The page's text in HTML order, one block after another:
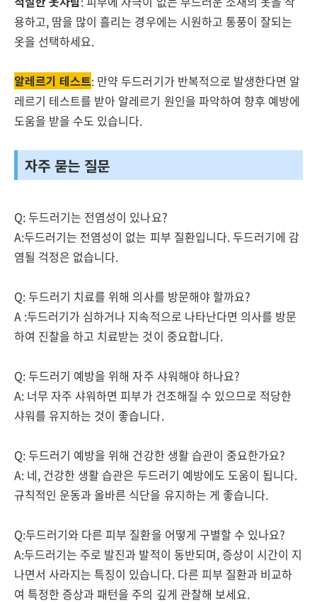
용하고, 땀을 많이 흘리는 경우에는 시원하고 통풍이 잘되는
옷을 선택하세요.
알레르기 테스트: 만약 두드러기가 반복적으로 발생한다면 알
레르기 테스트를 받아 알레르기 원인을 파악하여 향후 예방에
도움을 받을 수도 있습니다.
자주 묻는 질문
Q: 두드러기는 전염성이 있나요?
A:두드러기는 전염성이 없는 피부 질환입니다. 두드러기에 감
염될 걱정은 없습니다.
Q: 두드러기 치료를 위해 의사를 방문해야 할까요?
A :두드러기가 심하거나 지속적으로 나타난다면 의사를 방문
하여 진찰을 하고 치료받는 것이 중요합니다.
Q: 두드러기 예방을 위해 자주 샤워해야 하나요?
A: 너무 자주 샤워하면 피부가 건조해질 수 있으므로 적당한
샤워를 유지하는 것이 좋습니다.
Q: 두드러기 예방을 위해 건강한 생활 습관이 중요한가요?
A: 네, 건강한 생활 습관은 두드러기 예방에도 도움이 됩니다.
규칙적인 운동과 올바른 식단을 유지하는 게 좋습니다.
Q:두드러기와 다른 피부 질환을 어떻게 구별할 수 있나요?
A:두드러기는 주로 발진과 발적이 동반되며, 증상이 시간이 지
나면서 사라지는 특징이 있습니다. 다른 피부 질환과 비교하
여 특정한 증상과 패턴을 주의 깊게 관찰해 보세요.